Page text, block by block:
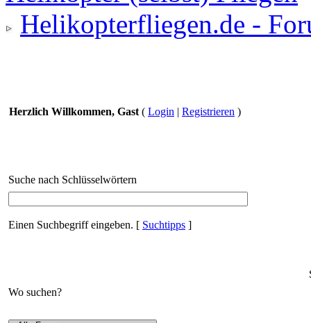
Helikopterfliegen.de -
Herzlich Willkommen, Gast ( Login | Registrieren )
Suche nach Schlüsselwörtern
Einen Suchbegriff eingeben. [ Suchtipps ]
Wo suchen?